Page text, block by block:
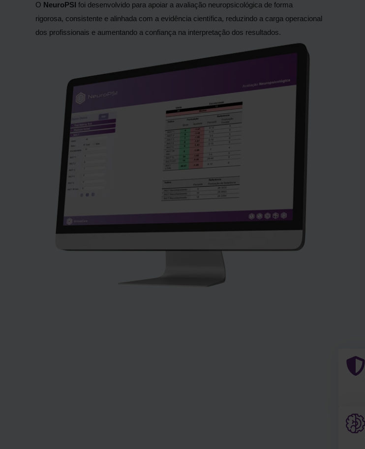
O NeuroPSI foi desenvolvido para apoiar a avaliação neuropsicológica de forma
rigorosa, consistente e alinhada com a evidência científica, reduzindo a carga operacional
dos profissionais e aumentando a confiança na interpretação dos resultados.